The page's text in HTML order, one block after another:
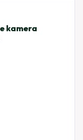
kamera